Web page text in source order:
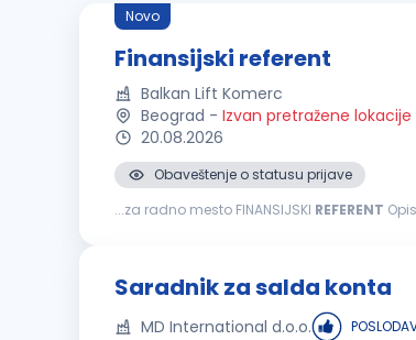
Novo
Finansijski referent
Balkan Lift Komerc
Beograd - Izvan pretražene lokacije
20.08.2026
Obaveštenje o statusu prijave
...za radno mesto FINANSIJSKI REFERENT Opis posla: Kreiranje dnevnih i mesečnih
Saradnik za salda konta
MD International d.o.o.